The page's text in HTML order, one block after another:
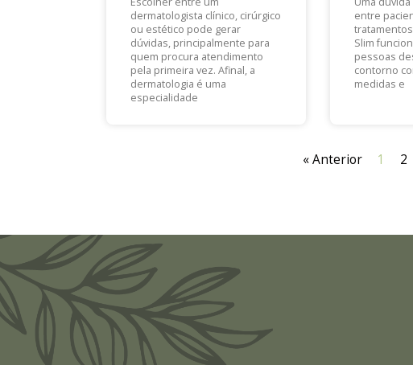
dermatologista clínico, cirúrgico
ou estético pode gerar
dúvidas, principalmente para
quem procura atendimento
pela primeira vez. Afinal, a
dermatologia é uma
especialidade
entre
Slim
pessoas
contorno
medidas e
« Anterior 1 2